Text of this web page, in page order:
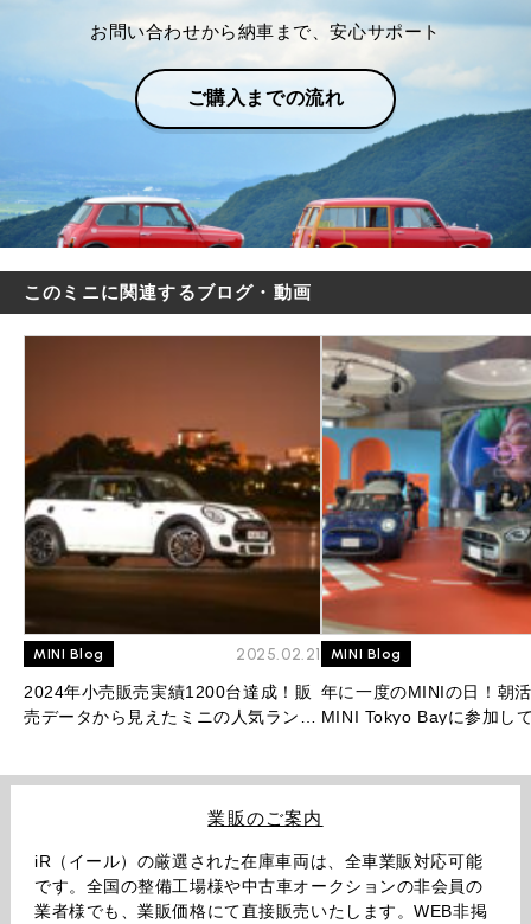
お問い合わせから納車まで、安心サポート
ご購入までの流れ
このミニに関連するブログ・動画
MINI Blog 2025.02.21
2024年小売販売実績1200台達成！販
売データから見えたミニの人気ランキ
MINI Blog
年に一度のMINIの日！朝
MINI Tokyo Bayに参加し
業販のご案内
iR（イール）の厳選された在庫車両は、全車業販対応可能
です。全国の整備工場様や中古車オークションの非会員の
業者様でも、業販価格にて直接販売いたします。WEB非掲